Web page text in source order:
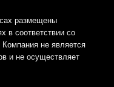
размещены
в соответствии со
не является
и не осуществляет